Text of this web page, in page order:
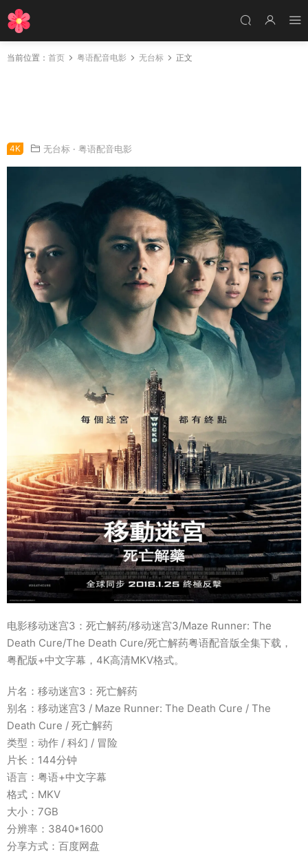
当前位置： 首页 粤语配音电影 无台标 正文
4K 无台标 · 粤语配音电影
电影移动迷宫3：死亡解药/移动迷宫3/Maze Runner: The
Death Cure/The Death Cure/死亡解药粤语配音版全集下载，
粤配版+中文字幕，4K高清MKV格式。
片名：移动迷宫3：死亡解药
别名：移动迷宫3 / Maze Runner: The Death Cure / The
Death Cure / 死亡解药
类型：动作 / 科幻 / 冒险
片长：144分钟
语言：粤语+中文字幕
格式：MKV
大小：7GB
分辨率：3840*1600
分享方式：百度网盘